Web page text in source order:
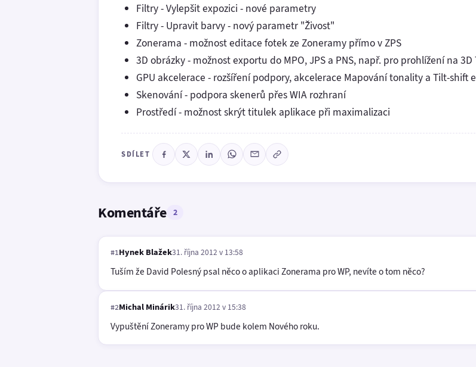
Filtry - Vylepšit expozici - nové parametry
Filtry - Upravit barvy - nový parametr "Živost"
Zonerama - možnost editace fotek ze Zoneramy přímo v ZPS
3D obrázky - možnost exportu do MPO, JPS a PNS, např. pro prohlížení na 3D
GPU akcelerace - rozšíření podpory, akcelerace Mapování tonality a Tilt-shift
Skenování - podpora skenerů přes WIA rozhraní
Prostředí - možnost skrýt titulek aplikace při maximalizaci
SDÍLET
Komentáře 2
#1Hynek Blažek31. října 2012 v 13:58
Tuším že David Polesný psal něco o aplikaci Zonerama pro WP, nevíte o tom něco?
#2Michal Minárik31. října 2012 v 15:38
Vypuštění Zoneramy pro WP bude kolem Nového roku.